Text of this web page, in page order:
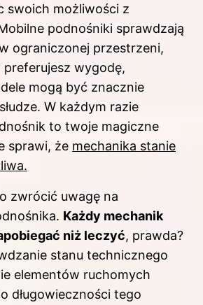
swoich możliwości z
podnośniki sprawdzają
ograniczonej przestrzeni,
preferujesz wygodę,
mogą być znacznie
W każdym razie
to twoje magiczne
sprawi, że mechanika stanie
zwrócić uwagę na
Każdy mechanik
niż leczyć, prawda?
stanu technicznego
elementów ruchomych
długowieczności tego